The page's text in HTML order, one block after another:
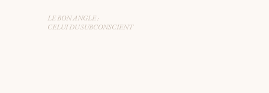
LE BON ANGLE :
CELUI DU SUBCONSCIENT